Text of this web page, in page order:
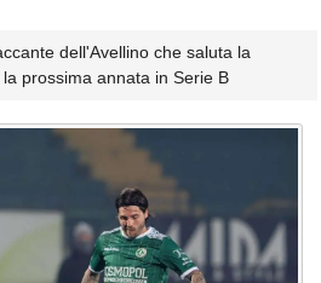
dell'Avellino che saluta la
prossima annata in Serie B